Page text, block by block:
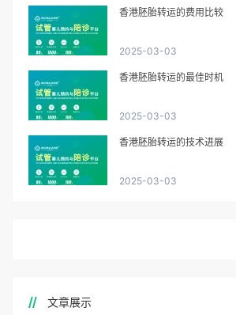
香港胚胎转运的费用比较
2025-03-03
香港胚胎转运的最佳时机
2025-03-03
香港胚胎转运的技术进展
2025-03-03
文章展示